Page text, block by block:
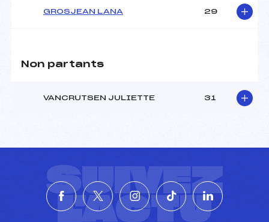
GROSJEAN LANA 29
Non partants
VANCRUTSEN JULIETTE 31
SUIVEZ
L'ACTU